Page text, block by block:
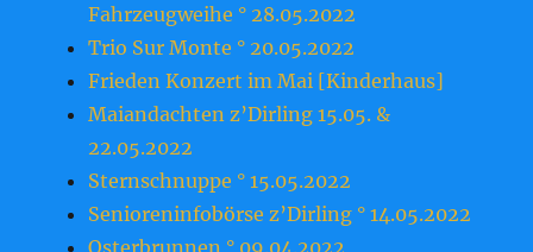
Fahrzeugweihe ° 28.05.2022
Trio Sur Monte ° 20.05.2022
Frieden Konzert im Mai [Kinderhaus]
Maiandachten z’Dirling 15.05. &
22.05.2022
Sternschnuppe ° 15.05.2022
Senioreninfobörse z’Dirling ° 14.05.2022
Osterbrunnen ° 09.04.2022